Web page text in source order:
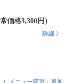
価格3,300円）
詳細